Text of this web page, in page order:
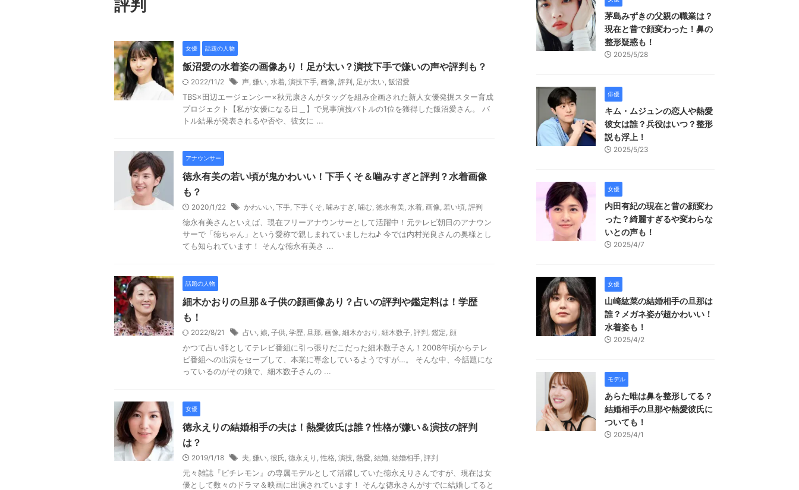
評判
女優 話題の人物
飯沼愛の水着姿の画像あり！足が太い？演技下手で嫌いの声や評判も？
2022/11/2 声, 嫌い, 水着, 演技下手, 画像, 評判, 足が太い, 飯沼愛
TBS×田辺エージェンシー×秋元康さんがタッグを組み企画された新人女優発掘スター育成
プロジェクト【私が女優になる日＿】で見事演技バトルの1位を獲得した飯沼愛さん。 バ
トル結果が発表されるや否や、彼女に ...
アナウンサー
徳永有美の若い頃が鬼かわいい！下手くそ＆噛みすぎと評判？水着画像
も？
2020/1/22 かわいい, 下手, 下手くそ, 噛みすぎ, 噛む, 徳永有美, 水着, 画像, 若い頃, 評判
徳永有美さんといえば、現在フリーアナウンサーとして活躍中！元テレビ朝日のアナウン
サーで「徳ちゃん」という愛称で親しまれていましたね♪ 今では内村光良さんの奥様とし
ても知られています！ そんな徳永有美さ ...
話題の人物
細木かおりの旦那＆子供の顔画像あり？占いの評判や鑑定料は！学歴
も！
2022/8/21 占い, 娘, 子供, 学歴, 旦那, 画像, 細木かおり , 細木数子, 評判, 鑑定, 顔
かつて占い師としてテレビ番組に引っ張りだこだった細木数子さん！2008年頃からテレ
ビ番組への出演をセーブして、本業に専念しているようですが…。 そんな中、今話題にな
っているのがその娘で、細木数子さんの ...
女優
徳永えりの結婚相手の夫は！熱愛彼氏は誰？性格が嫌い＆演技の評判
は？
2019/1/18 夫, 嫌い, 彼氏, 徳永えり , 性格, 演技, 熱愛, 結婚, 結婚相手, 評判
元々雑誌『ピチレモン』の専属モデルとして活躍していた徳永えりさんですが、現在は女
優として数々のドラマ＆映画に出演されています！ そんな徳永さんがすでに結婚してると
茅島みずきの父親の職業は？
現在と昔で顔変わった！鼻の
整形疑惑も！
2025/5/28
俳優
キム・ムジュンの恋人や熱愛
彼女は誰？兵役はいつ？整形
説も浮上！
2025/5/23
女優
内田有紀の現在と昔の顔変わ
った？綺麗すぎるや変わらな
いとの声も！
2025/4/7
女優
山崎紘菜の結婚相手の旦那は
誰？メガネ姿が超かわいい！
水着姿も！
2025/4/2
モデル
あらた唯は鼻を整形してる？
結婚相手の旦那や熱愛彼氏に
ついても！
2025/4/1